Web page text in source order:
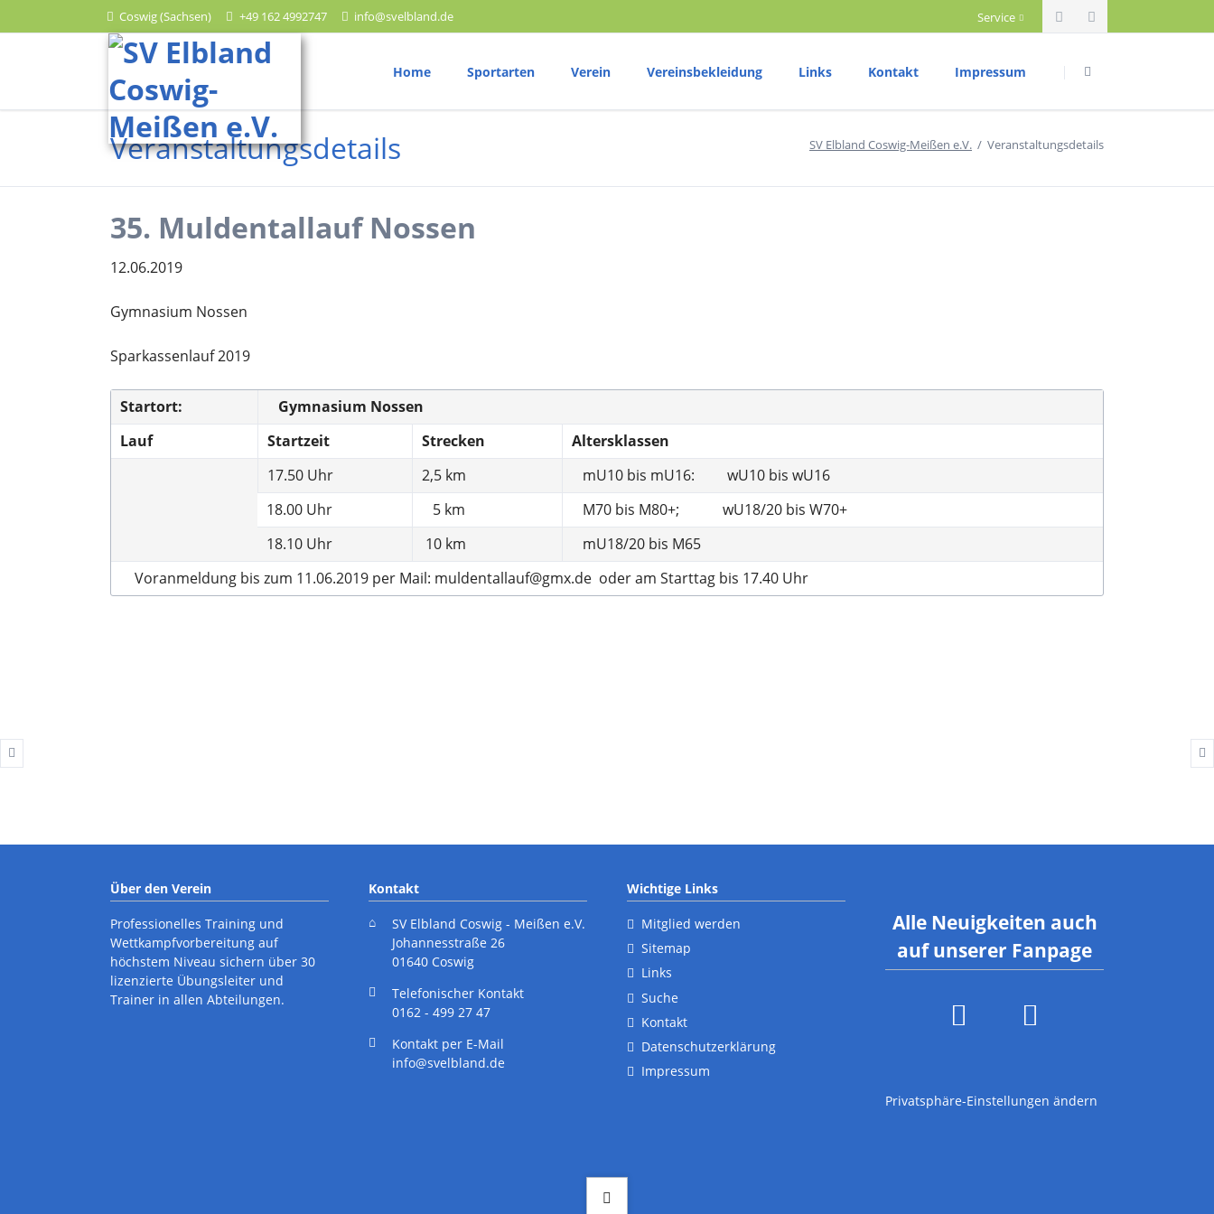
Coswig (Sachsen) +49 162 4992747 info@svelbland.de
Service
überspringen
Home Sportarten
Leichtathletik
Trainingszeiten
Wettkampftermine
Ergebnisberichte
Wettkampftermine
Trainingszeiten
Wettkampftermine
Lauf
Trainingszeiten
Ergebnisberichte
Ergebnisberichte
Wandern
Termine
Ergebnisberichte
Teilnahmebedingungen
Gymnastik
Trainingszeiten
Verein
Vereinshymne
Vereinsbekleidung Links Kontakt Impressum
Veranstaltungsdetails SV Elbland Coswig-Meißen e.V. Veranstaltungsdetails
35. Muldentallauf Nossen
12.06.2019
Gymnasium Nossen
Sparkassenlauf 2019
Startort:
Gymnasium Nossen
Lauf
Startzeit Strecken
Altersklassen
17.50 Uhr
2,5 km
mU10 bis mU16: wU10 bis wU16
18.00 Uhr
5 km
M70 bis M80+; wU18/20 bis W70+
18.10 Uhr
10 km
mU18/20 bis M65
Voranmeldung bis zum 11.06.2019 per Mail: muldentallauf@gmx.de oder am Starttag bis 17.40 Uhr
Über den Verein
Professionelles Training und
Wettkampfvorbereitung auf
höchstem Niveau sichern über 30
lizenzierte Übungsleiter und
Trainer in allen Abteilungen.
Kontakt
SV Elbland Coswig - Meißen e.V.
Johannesstraße 26
01640 Coswig
Telefonischer Kontakt
0162 - 499 27 47
Kontakt per E-Mail
info@svelbland.de
Wichtige Links
Mitglied werden
Sitemap
Links
Suche
Kontakt
Datenschutzerklärung
Impressum
Alle Neuigkeiten auch
auf unserer Fanpage
Instagram
Privatsphäre-Einstellungen ändern